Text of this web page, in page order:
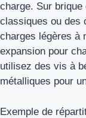
charge. Sur
classiques ou des
charges légères à
expansion pour
utilisez des vis à
métalliques pour
Exemple de